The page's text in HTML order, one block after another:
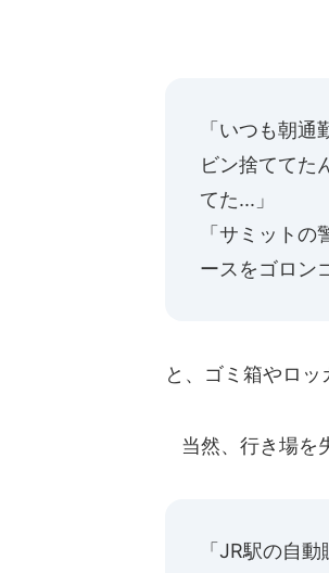
「いつも朝
ビン捨ててた
てた...」
「サミット
ースをゴロン
と、ゴミ箱やロッ
当然、行き場を
「JR駅の自